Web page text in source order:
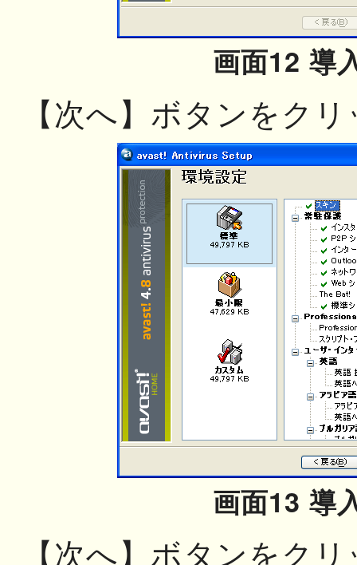
画面12 導
【次へ】ボタンをク
画面13 導
【次へ】ボタンをク